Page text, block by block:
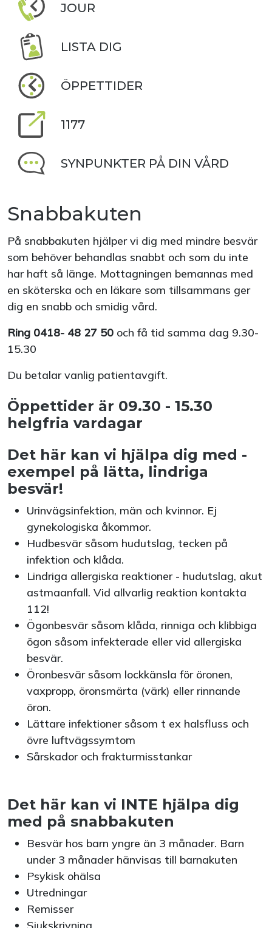
JOUR
LISTA DIG
ÖPPETTIDER
1177
SYNPUNKTER PÅ DIN VÅRD
Snabbakuten
På snabbakuten hjälper vi dig med mindre besvär
som behöver behandlas snabbt och som du inte
har haft så länge. Mottagningen bemannas med
en sköterska och en läkare som tillsammans ger
dig en snabb och smidig vård.
Ring 0418- 48 27 50 och få tid samma dag 9.30-
15.30
Du betalar vanlig patientavgift.
Öppettider är 09.30 - 15.30
helgfria vardagar
Det här kan vi hjälpa dig med -
exempel på lätta, lindriga
besvär!
Urinvägsinfektion, män och kvinnor. Ej
gynekologiska åkommor.
Hudbesvär såsom hudutslag, tecken på
infektion och klåda.
Lindriga allergiska reaktioner - hudutslag, akut
astmaanfall. Vid allvarlig reaktion kontakta
112!
Ögonbesvär såsom klåda, rinniga och klibbiga
ögon såsom infekterade eller vid allergiska
besvär.
Öronbesvär såsom lockkänsla för öronen,
vaxpropp, öronsmärta (värk) eller rinnande
öron.
Lättare infektioner såsom t ex halsfluss och
övre luftvägssymtom
Sårskador och frakturmisstankar
Det här kan vi INTE hjälpa dig
med på snabbakuten
Besvär hos barn yngre än 3 månader. Barn
under 3 månader hänvisas till barnakuten
Psykisk ohälsa
Utredningar
Remisser